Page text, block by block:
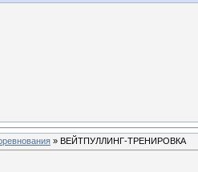
» ВЕЙТПУЛЛИНГ-ТРЕНИРОВКА